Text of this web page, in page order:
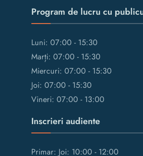
Program de lucru cu
Luni: 07:00 - 15:30
Marți: 07:00 - 15:30
Miercuri: 07:00 - 15:30
Joi: 07:00 - 15:30
Vineri: 07:00 - 13:00
Inscrieri audiente
Primar: Joi: 10:00 - 12:00